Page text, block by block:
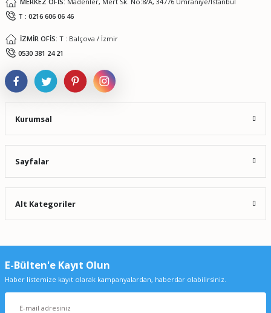
T : 0216 606 06 46
İZMİR OFİS: T : Balçova / İzmir
0530 381 24 21
Kurumsal
Sayfalar
Alt Kategoriler
E-Bülten'e Kayıt Olun
Haber listemize kayıt olarak kampanyalardan, haberdar olabilirsiniz.